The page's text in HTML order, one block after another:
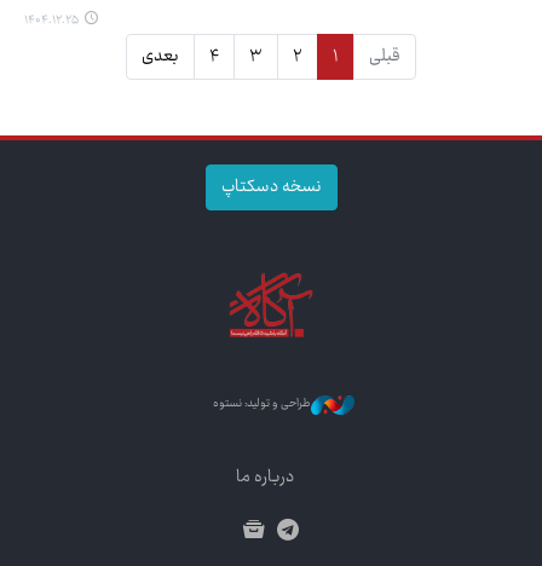
۱۴۰۴.۱۲.۲۵
قبلی ۱ ۲ ۳ ۴ بعدی
نسخه دسکتاپ
طراحی و تولید: نستوه
درباره ما